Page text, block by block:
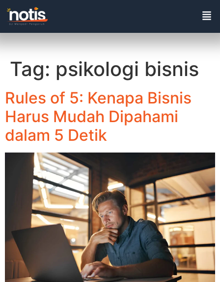
Tag: psikologi bisnis
Rules of 5: Kenapa Bisnis
Harus Mudah Dipahami
dalam 5 Detik